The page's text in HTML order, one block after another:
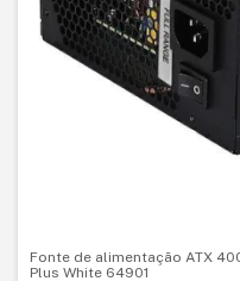
Fonte de alimentação ATX
Plus White 64901